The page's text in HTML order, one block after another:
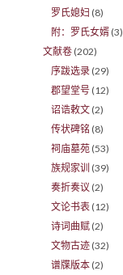
罗氏媳妇 (8)
附：罗氏女婿 (3)
文献卷 (202)
序跋选录 (29)
郡望堂号 (12)
诏诰敕文 (2)
传状碑铭 (8)
祠庙墓苑 (53)
族规家训 (39)
奏折奏议 (2)
文论书表 (12)
诗词曲赋 (2)
文物古迹 (32)
谱牒版本 (2)